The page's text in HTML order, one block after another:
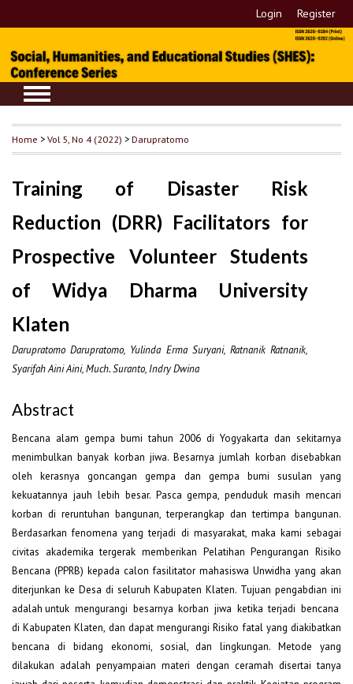
Login Register
Home >Vol 5, No 4 (2022) >Darupratomo
Training of Disaster Risk
Reduction (DRR) Facilitators for
Prospective Volunteer Students
of Widya Dharma University
Klaten
Darupratomo Darupratomo, Yulinda Erma Suryani, Ratnanik Ratnanik,
Syarifah Aini Aini, Much. Suranto, Indry Dwina
Abstract
Bencana alam gempa bumi tahun 2006 di Yogyakarta dan sekitarnya
menimbulkan banyak korban jiwa. Besarnya jumlah korban disebabkan
oleh kerasnya goncangan gempa dan gempa bumi susulan yang
kekuatannya jauh lebih besar. Pasca gempa, penduduk masih mencari
korban di reruntuhan bangunan, terperangkap dan tertimpa bangunan.
Berdasarkan fenomena yang terjadi di masyarakat, maka kami sebagai
civitas akademika tergerak memberikan Pelatihan Pengurangan Risiko
Bencana (PPRB) kepada calon fasilitator mahasiswa Unwidha yang akan
diterjunkan ke Desa di seluruh Kabupaten Klaten. Tujuan pengabdian ini
adalah untuk mengurangi besarnya korban jiwa ketika terjadi bencana
di Kabupaten Klaten, dan dapat mengurangi Risiko fatal yang diakibatkan
bencana di bidang ekonomi, sosial, dan lingkungan. Metode yang
dilakukan adalah penyampaian materi dengan ceramah disertai tanya